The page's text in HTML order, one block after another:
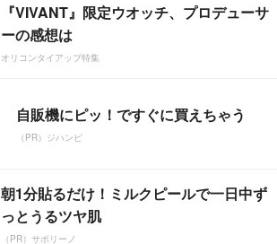
『VIVANT』限定ウオッチ、プロデューサ
ーの感想は
オリコンタイアップ特集
自販機にピッ！ですぐに買えちゃう
（PR）ジハンピ
朝1分貼るだけ！ミルクピールで一日中ず
っとうるツヤ肌
（PR）サボリーノ